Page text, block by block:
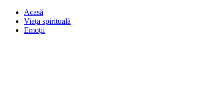
Acasă
Viața spirituală
Emoții